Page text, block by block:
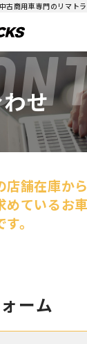
古商用車専門のリマト
せ
舗在庫か
めているお
。
ーム